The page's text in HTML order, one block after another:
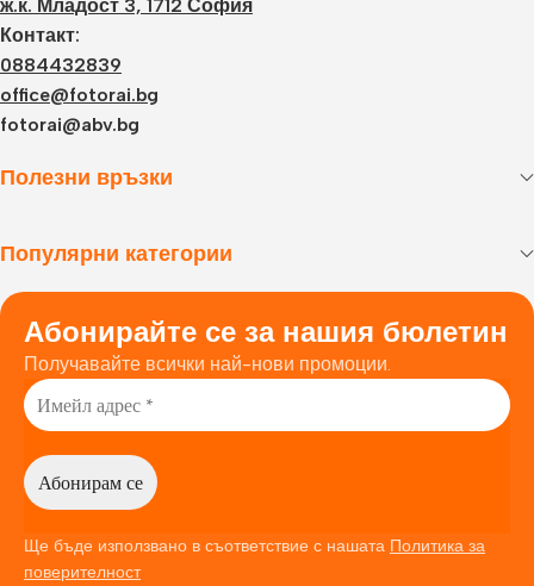
ж.к. Младост 3, 1712 София
Контакт:
0884432839
office@fotorai.bg
fotorai@abv.bg
Полезни връзки
Популярни категории
Абонирайте се за нашия бюлетин
Получавайте всички най-нови промоции.
Ще бъде използвано в съответствие с нашата Политика за
поверителност